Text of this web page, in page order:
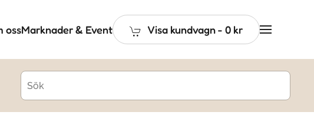
ossMarknader & Event Visa kundvagn- 0 kr